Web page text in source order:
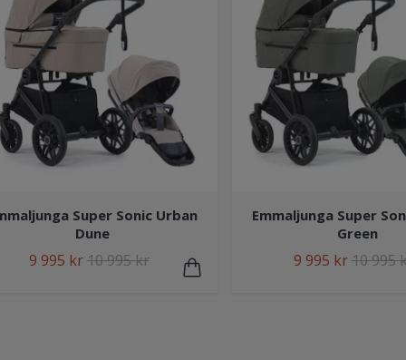
Super Sonic Urban
Dune
9 995 kr 10 995 kr
Emmaljunga Super
Green
9 995 kr 10 995